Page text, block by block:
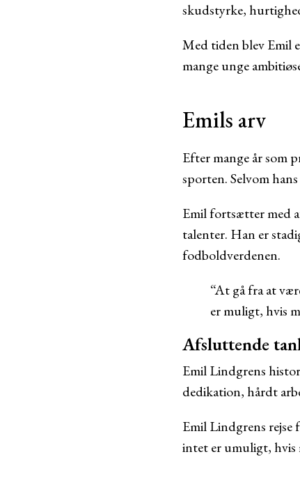
skudstyrke,
Med tiden blev Emil
mange unge
Emils arv
Efter mange år som
sporten. Selvom
Emil fortsætter med
talenter. Han er
fodboldverdenen.
“At gå fra at
er muligt, hvis
Afsluttende
Emil Lindgrens
dedikation, hårdt
Emil Lindgrens
intet er umuligt,